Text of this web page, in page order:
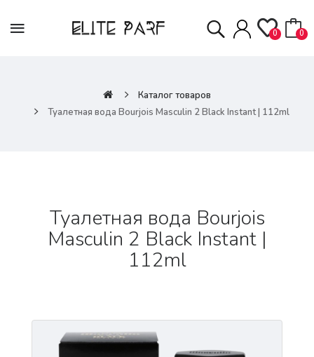
0 0
Каталог товаров
Туалетная вода Bourjois Masculin 2 Black Instant | 112ml
Туалетная вода Bourjois
Masculin 2 Black Instant |
112ml